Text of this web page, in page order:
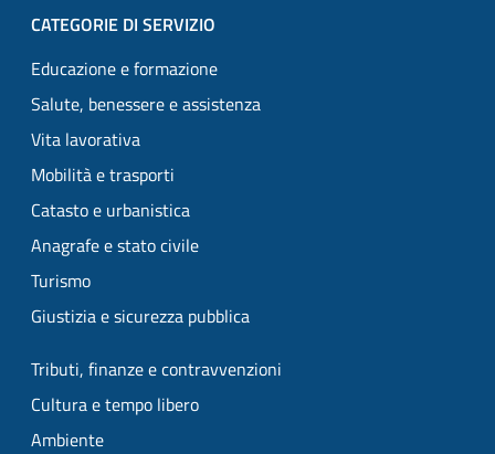
CATEGORIE DI SERVIZIO
Educazione e formazione
Salute, benessere e assistenza
Vita lavorativa
Mobilità e trasporti
Catasto e urbanistica
Anagrafe e stato civile
Turismo
Giustizia e sicurezza pubblica
Tributi, finanze e contravvenzioni
Cultura e tempo libero
Ambiente